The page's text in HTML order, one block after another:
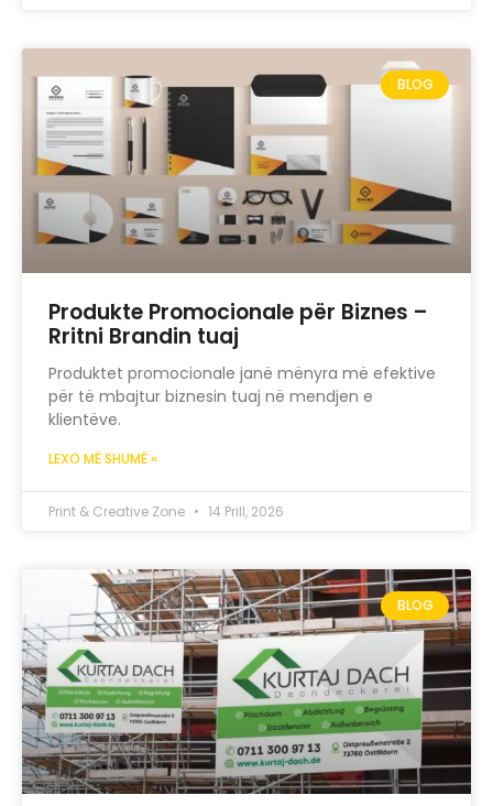
BLOG
Produkte Promocionale për Biznes –
Rritni Brandin tuaj
Produktet promocionale janë mënyra më efektive
për të mbajtur biznesin tuaj në mendjen e
klientëve.
LEXO MË SHUMË »
Print & Creative Zone 14 Prill, 2026
BLOG